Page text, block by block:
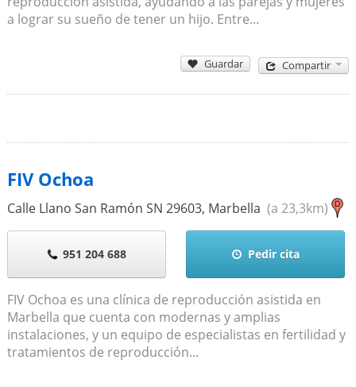
a lograr su sueño de tener un hijo. Entre...
Guardar Compartir
FIV Ochoa
Calle Llano San Ramón SN 29603, Marbella (a 23,3km)
951 204 688 Pedir cita
FIV Ochoa es una clínica de reproducción asistida en
Marbella que cuenta con modernas y amplias
instalaciones, y un equipo de especialistas en fertilidad y
tratamientos de reproducción...